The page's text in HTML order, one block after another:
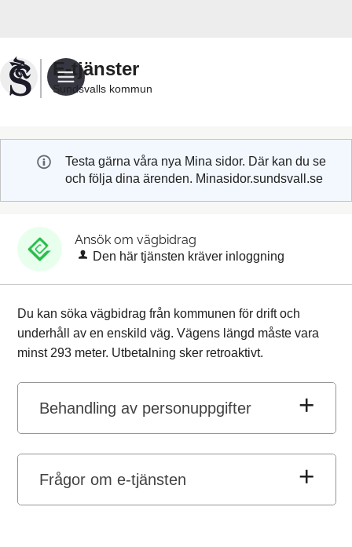
Sundsvalls
kommuns
e-
E-tjänster
Sundsvalls kommun
Testa gärna våra nya Mina sidor. Där kan du se
och följa dina ärenden. Minasidor.sundsvall.se
Ansök om vägbidrag
Den här tjänsten kräver inloggning
Du kan söka vägbidrag från kommunen för drift och
underhåll av en enskild väg. Vägens längd måste vara
minst 293 meter. Utbetalning sker retroaktivt.
Behandling av personuppgifter
Frågor om e-tjänsten